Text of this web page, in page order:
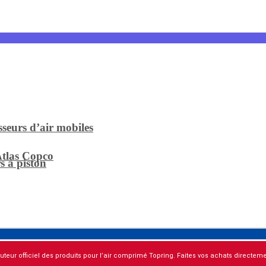
d’air mobiles
Copco
à piston
?
officiel des produits pour l’air comprimé Topring. Faites vos achats